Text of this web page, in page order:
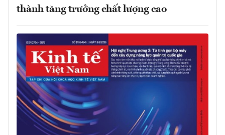
thành tăng trưởng chất lượng cao